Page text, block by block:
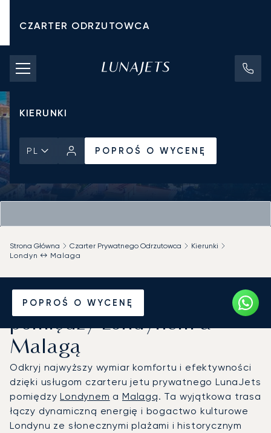
CZARTER ODRZUTOWCA
KOSZTY CZARTERU
PRYWATNE ODRZUTOWCE
KIERUNKI
PL POPROŚ O WYCENĘ
POPROŚ O WYCENĘ
Strona Główna Czarter Prywatnego Odrzutowca
Kierunki
Londyn ↔ Malaga
Wynajmij jet prywatny
pomiędzy Londynem a
Malagą
Odkryj najwyższy wymiar komfortu i efektywności
dzięki usługom czarteru jetu prywatnego LunaJets
pomiędzyLondynem aMalagą. Ta wyjątkowa trasa
łączy dynamiczną energię i bogactwo kulturowe
Londynu ze słonecznymi plażami i historycznym